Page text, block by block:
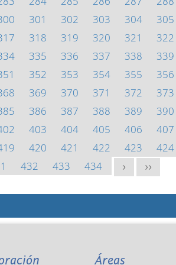
301 302 303 304 305
318 319 320 321 322
335 336 337 338 339
352 353 354 355 356
369 370 371 372 373
386 387 388 389 390
403 404 405 406 407
420 421 422 423 424
432 433 434 > >>
Áreas